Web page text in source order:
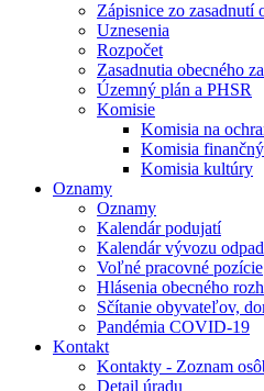
Zápisnice zo zasadnutí
Uznesenia
Rozpočet
Zasadnutia obecného
Územný plán a PHSR
Komisie
Komisia na
Komisia
Komisia kultúry
Oznamy
Oznamy
Kalendár podujatí
Kalendár vývozu
Voľné pracovné pozície
Hlásenia obecného
Sčítanie obyvateľov,
Pandémia COVID-19
Kontakt
Kontakty - Zoznam
Detail úradu